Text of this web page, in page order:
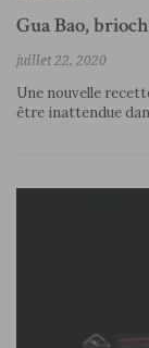
Gua Bao,
juillet 22, 2020
Une nouvelle
être inattendue